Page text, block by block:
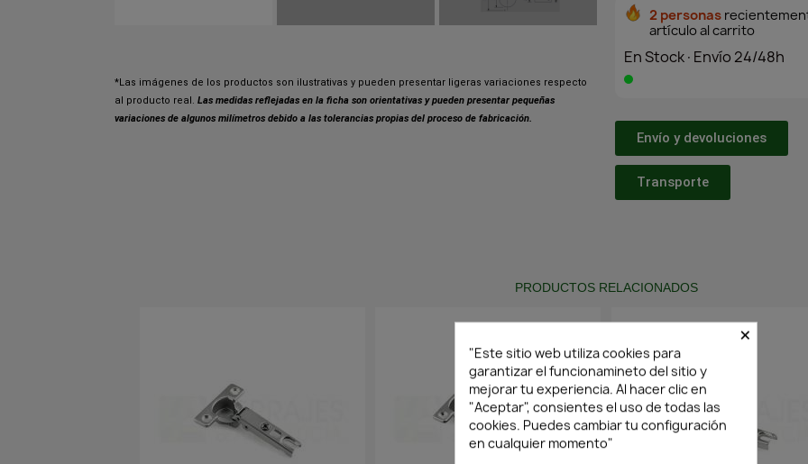
*Las imágenes de los productos son ilustrativas y pueden presentar ligeras variaciones respecto
al producto real. Las medidas reflejadas en la ficha son orientativas y pueden presentar pequeñas
variaciones de algunos milímetros debido a las tolerancias propias del proceso de fabricación.
2 personas
artículo al carrito
En Stock·Envío 24/48h
Envío y devoluciones
Transporte
PRODUCTOS RELACIONADOS
×
"Este sitio web utiliza cookies para
garantizar el funcionamineto del sitio y
mejorar tu experiencia. Al hacer clic en
"Aceptar", consientes el uso de todas las
cookies. Puedes cambiar tu configuración
en cualquier momento"